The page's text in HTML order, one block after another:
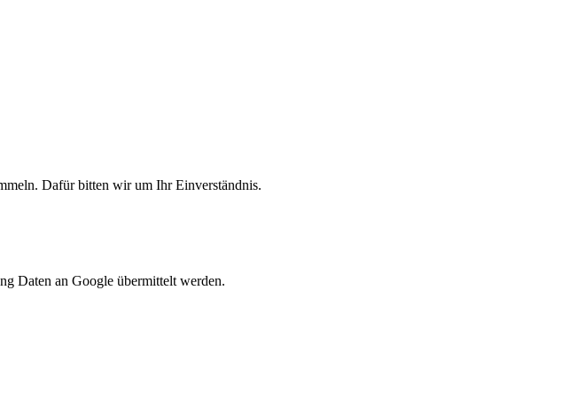
Dafür bitten wir um Ihr Einverständnis.
Daten an Google übermittelt werden.